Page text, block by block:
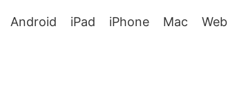
Android iPad iPhone Mac Web